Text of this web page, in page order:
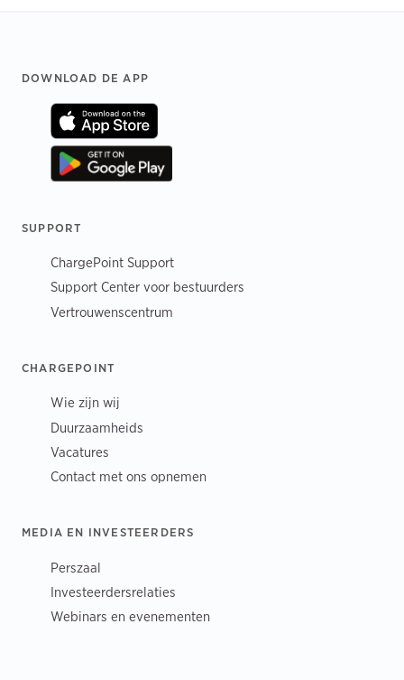
Footer
DOWNLOAD DE APP
SUPPORT
ChargePoint Support
Support Center voor bestuurders
Vertrouwenscentrum
CHARGEPOINT
Wie zijn wij
Duurzaamheids
Vacatures
Contact met ons opnemen
MEDIA EN INVESTEERDERS
Perszaal
Investeerdersrelaties
Webinars en evenementen